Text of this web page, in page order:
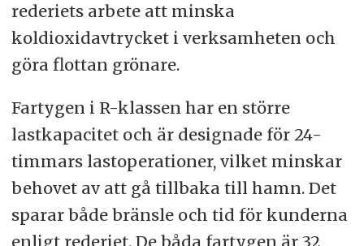
rederiets arbete att minska
koldioxidavtrycket i verksamheten och
göra flottan grönare.
Fartygen i R-klassen har en större
lastkapacitet och är designade för 24-
timmars lastoperationer, vilket minskar
behovet av att gå tillbaka till hamn. Det
sparar både bränsle och tid för kunderna
enligt rederiet. De båda fartygen är 32